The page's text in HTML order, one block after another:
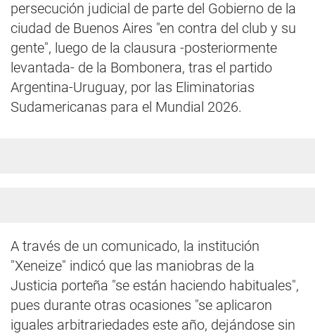
persecución judicial de parte del Gobierno de la
ciudad de Buenos Aires "en contra del club y su
gente", luego de la clausura -posteriormente
levantada- de la Bombonera, tras el partido
Argentina-Uruguay, por las Eliminatorias
Sudamericanas para el Mundial 2026.
A través de un comunicado, la institución
"Xeneize" indicó que las maniobras de la
Justicia porteña "se están haciendo habituales",
pues durante otras ocasiones "se aplicaron
iguales arbitrariedades este año, dejándose sin